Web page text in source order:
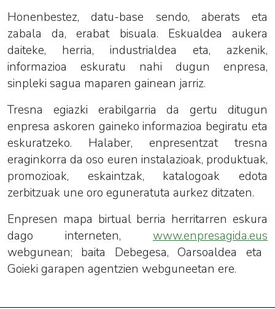
Honenbestez, datu-base sendo, aberats eta
zabala da, erabat bisuala. Eskualdea aukera
daiteke, herria, industrialdea eta, azkenik,
informazioa eskuratu nahi dugun enpresa,
sinpleki sagua maparen gainean jarriz.
Tresna egiazki erabilgarria da gertu ditugun
enpresa askoren gaineko informazioa begiratu eta
eskuratzeko. Halaber, enpresentzat tresna
eraginkorra da oso euren instalazioak, produktuak,
promozioak, eskaintzak, katalogoak edota
zerbitzuak une oro eguneratuta aurkez ditzaten.
Enpresen mapa birtual berria herritarren eskura
dago interneten, www.enpresagida.eus
webgunean; baita Debegesa, Oarsoaldea eta
Goieki garapen agentzien webguneetan ere.